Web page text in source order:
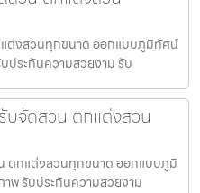
ต่งสวนทุกขนาด ออกแบบภูมิทัศน์
ประกันความสวยงาม รับ
จัดสวน ตกแต่งสวน
ตกแต่งสวนทุกขนาด ออกแบบภูมิ
พ รับประกันความสวยงาม